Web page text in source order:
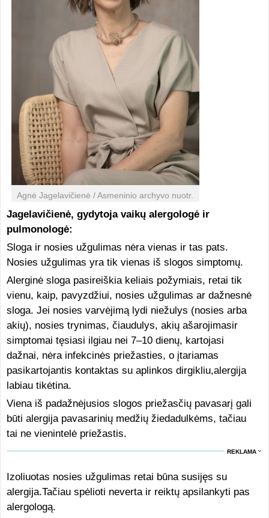
Agnė Jagelavičienė / Asmeninio archyvo nuotr.
Jagelavičienė, gydytoja vaikų alergologė ir
pulmonologė:
Sloga ir nosies užgulimas nėra vienas ir tas pats.
Nosies užgulimas yra tik vienas iš slogos simptomų.
Alerginė sloga pasireiškia keliais požymiais, retai tik
vienu, kaip, pavyzdžiui, nosies užgulimas ar dažnesnė
sloga. Jei nosies varvėjimą lydi niežulys (nosies arba
akių), nosies trynimas, čiaudulys, akių ašarojimasir
simptomai tęsiasi ilgiau nei 7–10 dienų, kartojasi
dažnai, nėra infekcinės priežasties, o įtariamas
pasikartojantis kontaktas su aplinkos dirgikliu,alergija
labiau tikėtina.
Viena iš padažnėjusios slogos priežasčių pavasarį gali
būti alergija pavasarinių medžių žiedadulkėms, tačiau
tai ne vienintelė priežastis.
REKLAMA
Izoliuotas nosies užgulimas retai būna susijęs su
alergija.Tačiau spėlioti neverta ir reiktų apsilankyti pas
alergologą.